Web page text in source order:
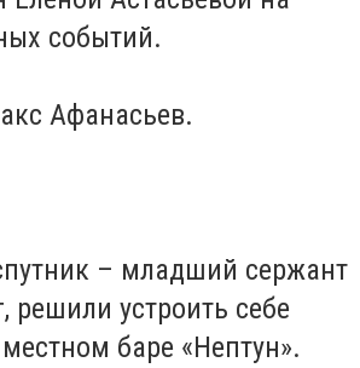
событий.
Афанасьев.
– младший сержант
решили устроить себе
баре «Нептун».